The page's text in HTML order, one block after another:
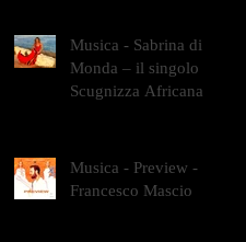
Musica - Sabrina di
Monda – il singolo
Scugnizza Africana
Musica - Preview -
Francesco Mascio